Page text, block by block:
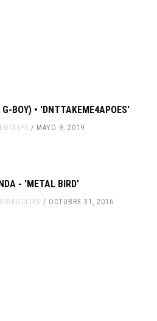
G-BOY) • 'DNTTAKEME4APOES'
MAYO 9, 2019
- 'METAL BIRD'
VIDEOCLIPS OCTUBRE 31, 2016